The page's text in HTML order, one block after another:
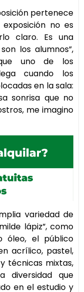
pertenece
no es
claro. Es una
los alumnos”,
uno de los
cuando los
en la sala:
sonrisa que no
me imagino
variedad de
lápiz”, como
óleo, el público
acrílico, pastel,
técnicas mixtas,
diversidad que
en el estudio y